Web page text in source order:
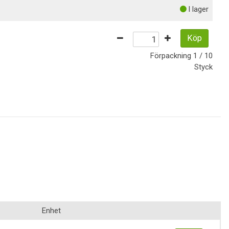
I lager
Köp
Förpackning 1 / 10
Styck
Enhet